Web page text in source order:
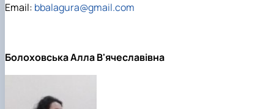
Email: bbalagura@gmail.com
Болоховська Алла В'ячеславівна